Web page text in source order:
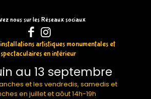
nous sur les Réseaux sociaux
artistiques monumentales et
spectaculaires en intérieur
au 13 septembre
et les vendredis, samedis et
en juillet et aôut 14h-19h